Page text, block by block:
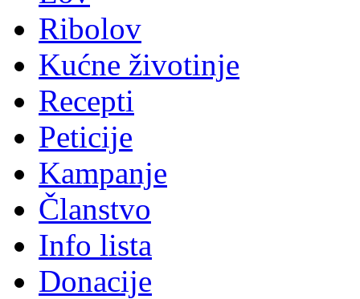
Ribolov
Kućne životinje
Recepti
Peticije
Kampanje
Članstvo
Info lista
Donacije